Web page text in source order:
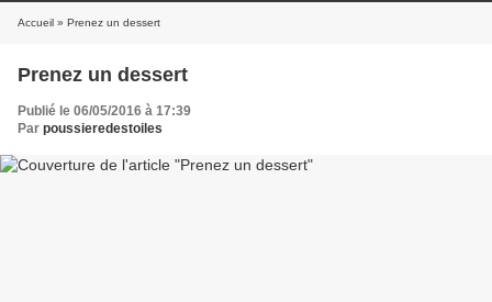
Accueil » Prenez un dessert
Prenez un dessert
Publié le 06/05/2016 à 17:39
Par poussieredestoiles